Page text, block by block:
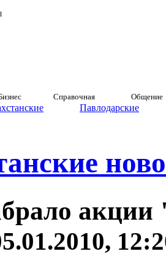
Справочная Общение
Павлодарские
акции